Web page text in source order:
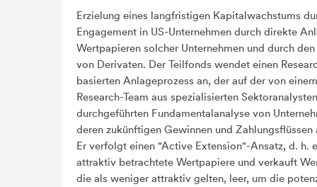
Erzielung eines langfristigen Kapitalwachstums
Engagement in US-Unternehmen durch direkte
Wertpapieren solcher Unternehmen und durch den
von Derivaten. Der Teilfonds wendet einen
basierten Anlageprozess an, der auf der von einem
Research-Team aus spezialisierten Sektoranalysten
durchgeführten Fundamentalanalyse von
deren zukünftigen Gewinnen und Zahlungsflüssen
Er verfolgt einen "Active Extension"-Ansatz, d. h.
attraktiv betrachtete Wertpapiere und verkauft
die als weniger attraktiv gelten, leer, um die